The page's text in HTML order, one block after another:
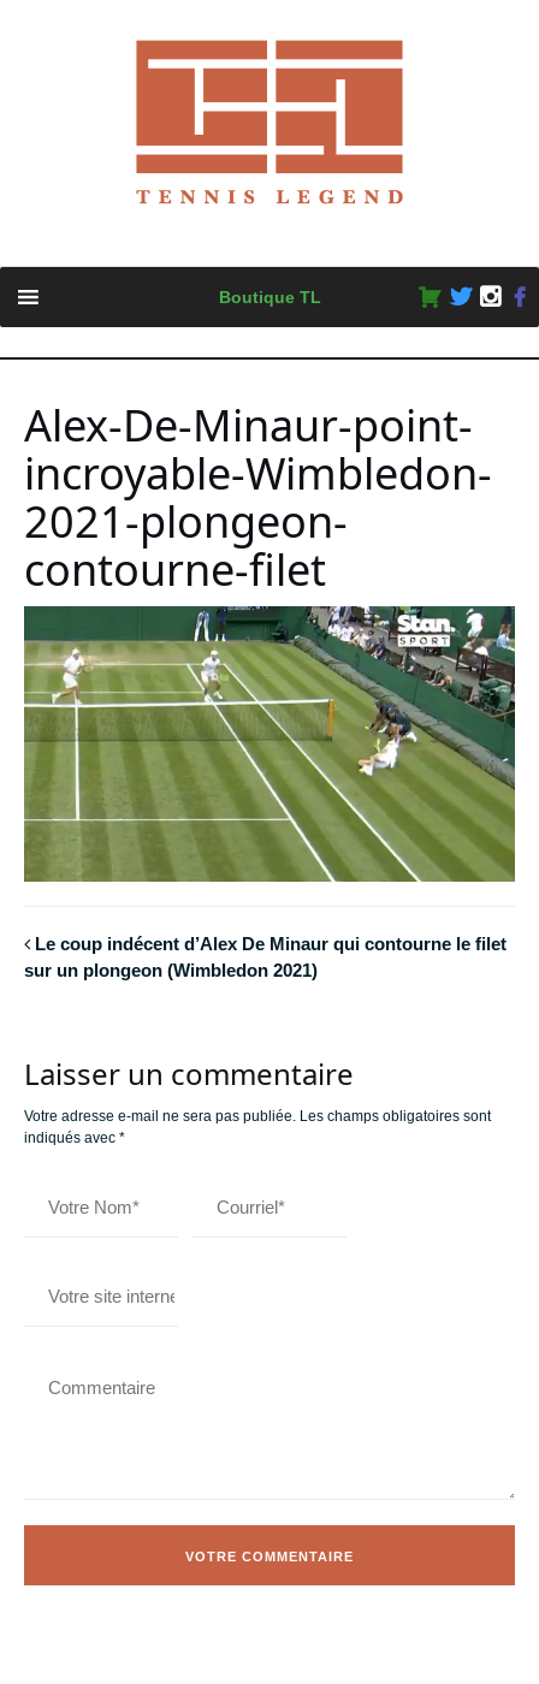
content
Boutique TL
Alex-De-Minaur-point-
incroyable-Wimbledon-
2021-plongeon-
contourne-filet
Le coup indécent d’Alex De Minaur qui contourne le filet
sur un plongeon (Wimbledon 2021)
Laisser un commentaire
Votre adresse e-mail ne sera pas publiée. Les champs obligatoires sont
indiqués avec *